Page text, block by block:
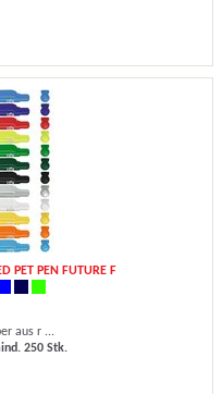
PET PEN FUTURE F
aus r ...
250 Stk.